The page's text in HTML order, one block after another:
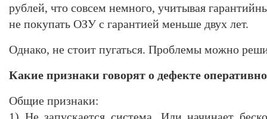
рублей, что совсем немного, учитывая
не покупать ОЗУ с гарантией меньше двух лет.
Однако, не стоит пугаться. Проблемы можно
Какие признаки говорят о дефекте
Общие признаки: